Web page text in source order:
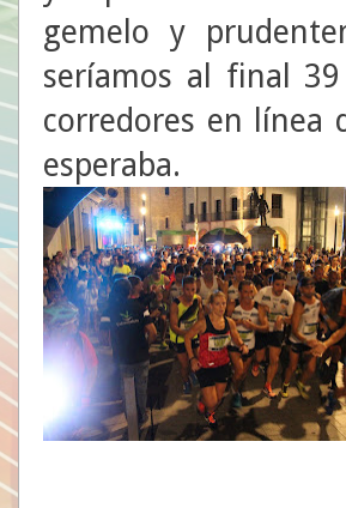
gemelo y
seríamos al final
corredores en línea
esperaba.